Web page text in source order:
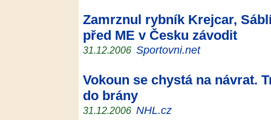
Zamrznul rybník Krejcar,
před ME v Česku závodit
31.12.2006 Sportovni.net
Vokoun se chystá na návrat.
do brány
31.12.2006 NHL.cz